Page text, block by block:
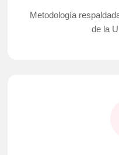
Metodología
de la